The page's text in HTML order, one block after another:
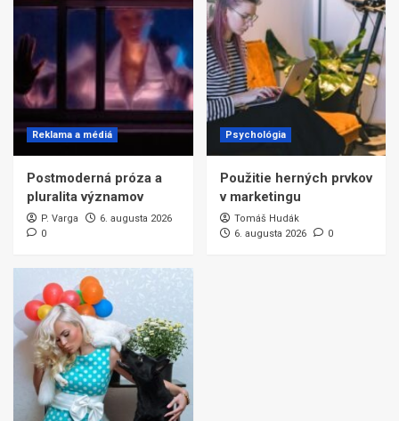
Reklama a médiá
Postmoderná próza a
pluralita významov
P. Varga
6. augusta 2026
0
Psychológia
Použitie herných prvkov
v marketingu
Tomáš Hudák
6. augusta 2026
0